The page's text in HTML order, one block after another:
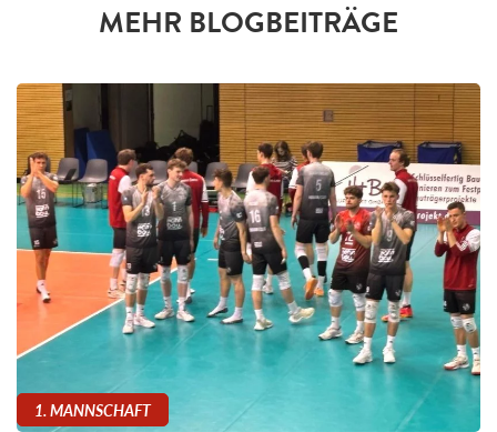
MEHR BLOGBEITRÄGE
1. MANNSCHAFT